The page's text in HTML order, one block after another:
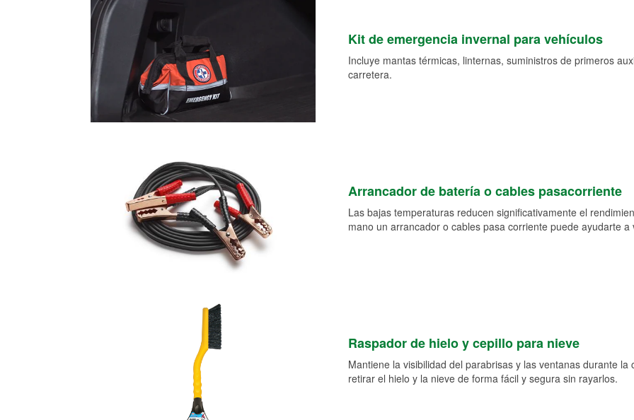
Kit de emergencia invernal para vehículos
Incluye mantas térmicas, linternas, suministros de primeros
carretera.
Arrancador de batería o cables pasacorriente
Las bajas temperaturas reducen significativamente el
mano un arrancador o cables pasa corriente puede ayudarte
Raspador de hielo y cepillo para nieve
Mantiene la visibilidad del parabrisas y las ventanas durante
retirar el hielo y la nieve de forma fácil y segura sin rayarlos.